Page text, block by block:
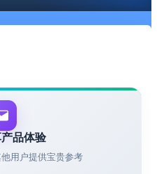
品体验
用户提供宝贵参考